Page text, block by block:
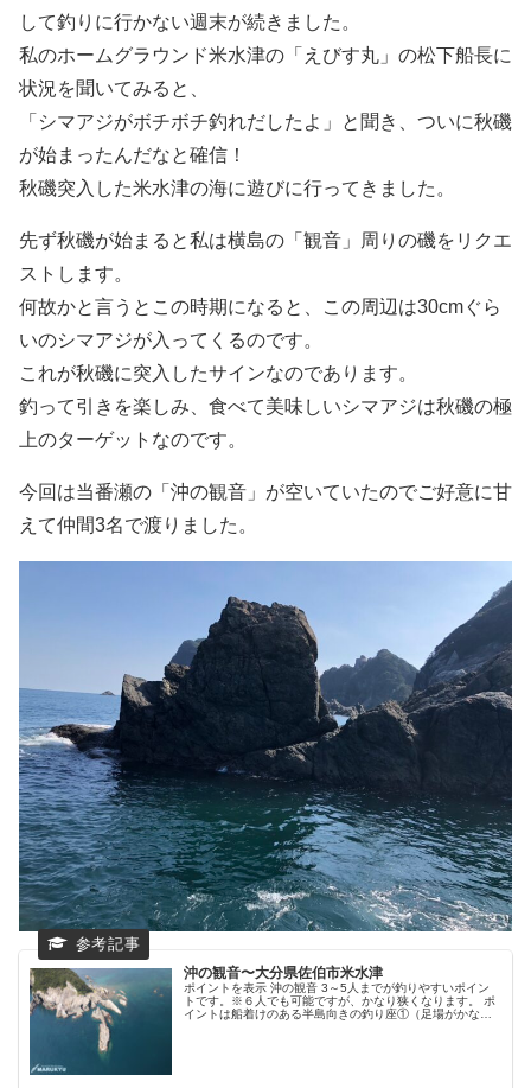
して釣りに行かない週末が続きました。
私のホームグラウンド米水津の「えびす丸」の松下船長に
状況を聞いてみると、
「シマアジがボチボチ釣れだしたよ」と聞き、ついに秋磯
が始まったんだなと確信！
秋磯突入した米水津の海に遊びに行ってきました。
先ず秋磯が始まると私は横島の「観音」周りの磯をリクエ
ストします。
何故かと言うとこの時期になると、この周辺は30cmぐら
いのシマアジが入ってくるのです。
これが秋磯に突入したサインなのであります。
釣って引きを楽しみ、食べて美味しいシマアジは秋磯の極
上のターゲットなのです。
今回は当番瀬の「沖の観音」が空いていたのでご好意に甘
えて仲間3名で渡りました。
沖の観音〜大分県佐伯市米水津
ポイントを表示 沖の観音 3～5人までが釣りやすいポイン
トです。※６人でも可能ですが、かなり狭くなります。 ポ
イントは船着けのある半島向きの釣り座①（足場がかなり